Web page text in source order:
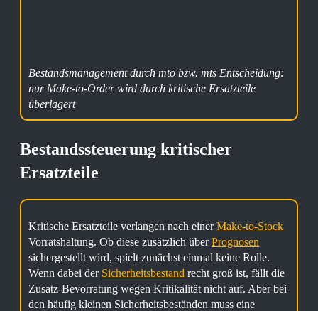
Bestandsmanagement durch mto bzw. mts Entscheidung:
nur Make-to-Order wird durch kritische Ersatzteile
überlagert
Bestandssteuerung kritischer
Ersatzteile
Kritische Ersatzteile verlangen nach einerMake-to-Stock
Vorratshaltung. Ob diese zusätzlich überPrognosen
sichergestellt wird, spielt zunächst einmal keine Rolle.
Wenn dabei der Sicherheitsbestand recht groß ist, fällt die
Zusatz-Bevorratung wegen Kritikalität nicht auf. Aber bei
den häufig kleinen Sicherheitsbeständen muss eine